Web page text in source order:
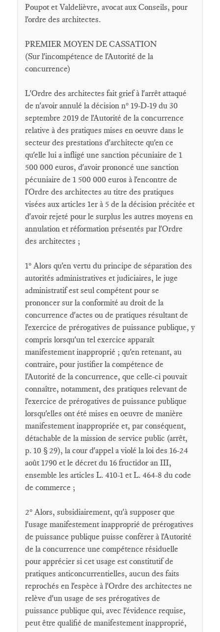
Poupot et Valdelièvre, avocat aux Conseils, pour
l'ordre des architectes.
PREMIER MOYEN DE CASSATION
(Sur l'incompétence de l'Autorité de la
concurrence)
L'Ordre des architectes fait grief à l'arrêt attaqué
de n'avoir annulé la décision n° 19-D-19 du 30
septembre 2019 de l'Autorité de la concurrence
relative à des pratiques mises en oeuvre dans le
secteur des prestations d'architecte qu'en ce
qu'elle lui a infligé une sanction pécuniaire de 1
500 000 euros, d'avoir prononcé une sanction
pécuniaire de 1 500 000 euros à l'encontre de
l'Ordre des architectes au titre des pratiques
visées aux articles 1er à 5 de la décision précitée et
d'avoir rejeté pour le surplus les autres moyens en
annulation et réformation présentés par l'Ordre
des architectes ;
1° Alors qu'en vertu du principe de séparation des
autorités administratives et judiciaires, le juge
administratif est seul compétent pour se
prononcer sur la conformité au droit de la
concurrence d'actes ou de pratiques résultant de
l'exercice de prérogatives de puissance publique, y
compris lorsqu'un tel exercice apparaît
manifestement inapproprié ; qu'en retenant, au
contraire, pour justifier la compétence de
l'Autorité de la concurrence, que celle-ci pouvait
connaître, notamment, des pratiques relevant de
l'exercice de prérogatives de puissance publique
lorsqu'elles ont été mises en oeuvre de manière
manifestement inappropriée et, par conséquent,
détachable de la mission de service public (arrêt,
p. 10 § 29), la cour d'appel a violé la loi des 16-24
août 1790 et le décret du 16 fructidor an III,
ensemble les articles L. 410-1 et L. 464-8 du code
de commerce ;
2° Alors, subsidiairement, qu'à supposer que
l'usage manifestement inapproprié de prérogatives
de puissance publique puisse conférer à l'Autorité
de la concurrence une compétence résiduelle
pour apprécier si cet usage est constitutif de
pratiques anticoncurrentielles, aucun des faits
reprochés en l'espèce à l'Ordre des architectes ne
relève d'un usage de ses prérogatives de
puissance publique qui, avec l'évidence requise,
peut être qualifié de manifestement inapproprié,